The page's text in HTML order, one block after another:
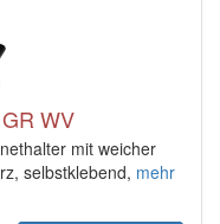
WV
mit weicher
selbstklebend, mehr